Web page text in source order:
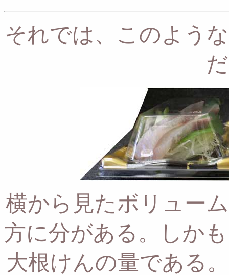
それでは、このよう
横から見たボリュー
方に分がある。
しか
大根けんの量である。